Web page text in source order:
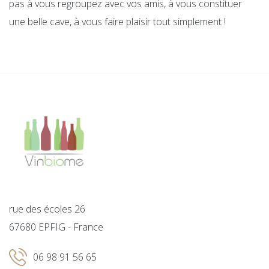
pas à vous regroupez avec vos amis, à vous constituer
une belle cave, à vous faire plaisir tout simplement !
rue des écoles 26
67680 EPFIG - France
06 98 91 56 65